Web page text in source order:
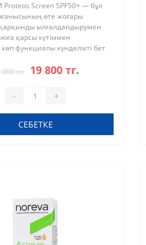
Proteos Screen SPF50+ — бұл
өте жоғары
ылғалдандырумен
қарсы күтіммен
көп функциялы күнделікті бет
ультракүлгін және ..
000 тг. 19 800 тг.
- +
СЕБЕТКЕ